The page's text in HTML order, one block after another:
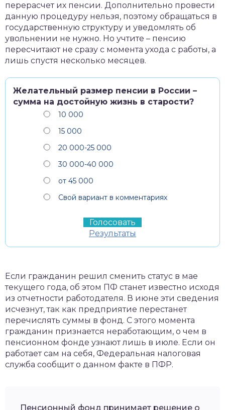
перерасчет их пенсии. Дополнительно провести
данную процедуру нельзя, поэтому обращаться в
государственную структуру и уведомлять об
увольнении не нужно. Но учтите – пенсию
пересчитают не сразу с момента ухода с работы, а
лишь спустя несколько месяцев.
Желательный размер пенсии в России –
сумма на достойную жизнь в старости?
10 000
15 000
20 000-25 000
30 000-40 000
от 45 000
Свой вариант в комментариях
Результаты
Если гражданин решил сменить статус в мае
текущего года, об этом ПФ станет известно исходя
из отчетности работодателя. В июне эти сведения
исчезнут, так как предприятие перестанет
перечислять суммы в фонд. С этого момента
гражданин признается неработающим, о чем в
пенсионном фонде узнают лишь в июле. Если он
работает сам на себя, Федеральная налоговая
служба сообщит о данном факте в ПФР.
Пенсионный фонд принимает решение о